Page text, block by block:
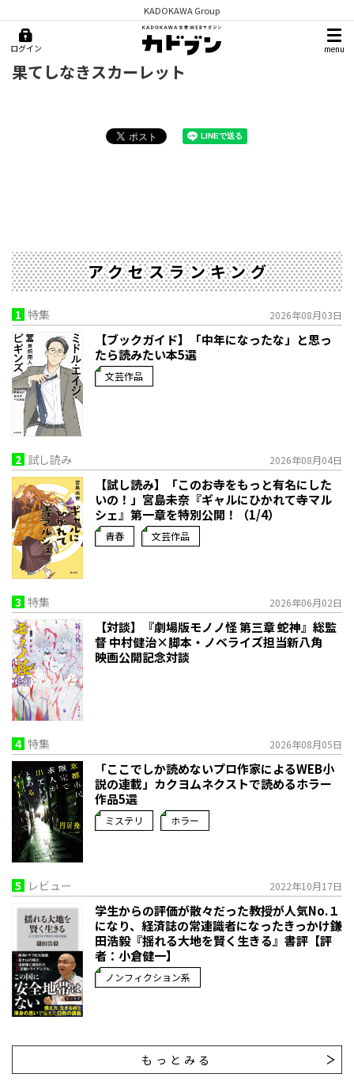
KADOKAWA Group
ログイン menu
果てしなきスカーレット
アクセスランキング
1 特集 2026年08月03日
【ブックガイド】「中年になったな」と思っ
たら読みたい本5選
文芸作品
2 試し読み 2026年08月04日
【試し読み】「このお寺をもっと有名にした
いの！」宮島未奈『ギャルにひかれて寺マル
シェ』第一章を特別公開！（1/4）
青春 文芸作品
3 特集 2026年06月02日
【対談】『劇場版モノノ怪 第三章 蛇神』総監
督 中村健治×脚本・ノベライズ担当新八角
映画公開記念対談
4 特集 2026年08月05日
「ここでしか読めないプロ作家によるWEB小
説の連載」――カクヨムネクストで読めるホラー
作品5選
ミステリ ホラー
5 レビュー 2022年10月17日
学生からの評価が散々だった教授が人気No.１
になり、経済誌の常連識者になったきっかけ――鎌
田浩毅『揺れる大地を賢く生きる』書評【評
者：小倉健一】
ノンフィクション系
もっとみる